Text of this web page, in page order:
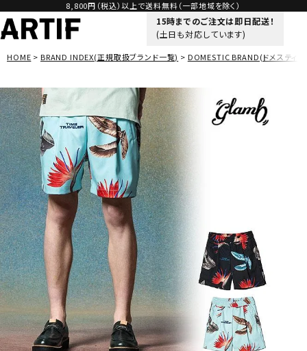
8,800円（税込）以上で送料無料（一部地域を除く）
15時までのご注文は即日配送！
(土日も対応しています)
HOME BRAND INDEX(正規取扱ブランド一覧) DOMESTIC BRAND(ドメスティッ